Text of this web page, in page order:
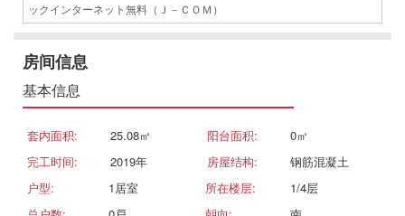
ックインターネット無料（Ｊ－ＣＯＭ）
房间信息
基本信息
套内面积: 25.08㎡ 阳台面积:
0㎡
完工时间:
2019年 房屋结构:
钢筋混凝土
户型:
1居室 所在楼层:
1/4层